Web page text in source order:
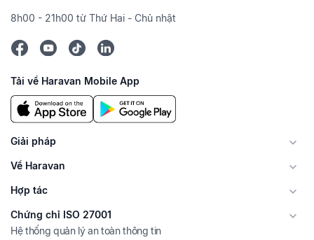
8h00 - 21h00 từ Thứ Hai - Chủ nhật
Tải về Haravan Mobile App
Giải pháp
Về Haravan
Hợp tác
Chứng chỉ ISO 27001
Hệ thống quản lý an toàn thông tin